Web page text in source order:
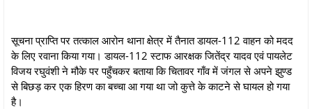
सूचना प्राप्ति पर तत्काल आरोन थाना क्षेत्र में तैनात डायल-112 वाहन को मदद
के लिए रवाना किया गया। डायल-112 स्टाफ आरक्षक जितेंद्र यादव एवं पायलेट
विजय रघुवंशी ने मौके पर पहुँचकर बताया कि चितावर गाँव में जंगल से अपने झुण्ड
से बिछड़ कर एक हिरण का बच्चा आ गया था जो कुत्ते के काटने से घायल हो गया
है।